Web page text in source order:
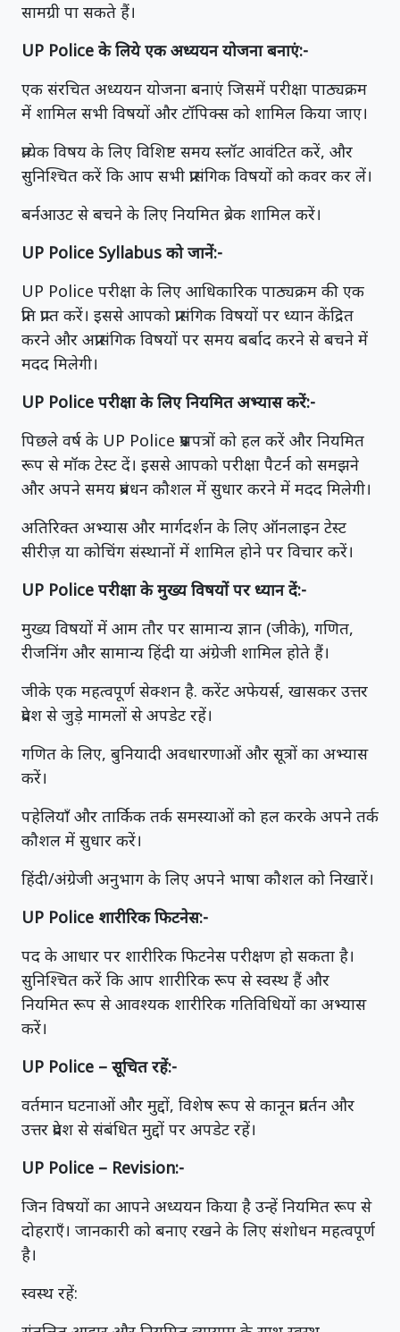
सामग्री पा सकते हैं।
UP Police के लिये एक अध्ययन योजना बनाएं:-
एक संरचित अध्ययन योजना बनाएं जिसमें परीक्षा पाठ्यक्रम
में शामिल सभी विषयों और टॉपिक्स को शामिल किया जाए।
प्रत्येक विषय के लिए विशिष्ट समय स्लॉट आवंटित करें, और
सुनिश्चित करें कि आप सभी प्रासंगिक विषयों को कवर कर लें।
बर्नआउट से बचने के लिए नियमित ब्रेक शामिल करें।
UP Police Syllabus को जानें:-
UP Police परीक्षा के लिए आधिकारिक पाठ्यक्रम की एक
प्रति प्राप्त करें। इससे आपको प्रासंगिक विषयों पर ध्यान केंद्रित
करने और अप्रासंगिक विषयों पर समय बर्बाद करने से बचने में
मदद मिलेगी।
UP Police परीक्षा के लिए नियमित अभ्यास करें:-
पिछले वर्ष के UP Police प्रश्नपत्रों को हल करें और नियमित
रूप से मॉक टेस्ट दें। इससे आपको परीक्षा पैटर्न को समझने
और अपने समय प्रबंधन कौशल में सुधार करने में मदद मिलेगी।
अतिरिक्त अभ्यास और मार्गदर्शन के लिए ऑनलाइन टेस्ट
सीरीज़ या कोचिंग संस्थानों में शामिल होने पर विचार करें।
UP Police परीक्षा के मुख्य विषयों पर ध्यान दें:-
मुख्य विषयों में आम तौर पर सामान्य ज्ञान (जीके), गणित,
रीजनिंग और सामान्य हिंदी या अंग्रेजी शामिल होते हैं।
जीके एक महत्वपूर्ण सेक्शन है. करेंट अफेयर्स, खासकर उत्तर
प्रदेश से जुड़े मामलों से अपडेट रहें।
गणित के लिए, बुनियादी अवधारणाओं और सूत्रों का अभ्यास
करें।
पहेलियाँ और तार्किक तर्क समस्याओं को हल करके अपने तर्क
कौशल में सुधार करें।
हिंदी/अंग्रेजी अनुभाग के लिए अपने भाषा कौशल को निखारें।
UP Police शारीरिक फिटनेस:-
पद के आधार पर शारीरिक फिटनेस परीक्षण हो सकता है।
सुनिश्चित करें कि आप शारीरिक रूप से स्वस्थ हैं और
नियमित रूप से आवश्यक शारीरिक गतिविधियों का अभ्यास
करें।
UP Police – सूचित रहें:-
वर्तमान घटनाओं और मुद्दों, विशेष रूप से कानून प्रवर्तन और
उत्तर प्रदेश से संबंधित मुद्दों पर अपडेट रहें।
UP Police – Revision:-
जिन विषयों का आपने अध्ययन किया है उन्हें नियमित रूप से
दोहराएँ। जानकारी को बनाए रखने के लिए संशोधन महत्वपूर्ण
है।
स्वस्थ रहें: